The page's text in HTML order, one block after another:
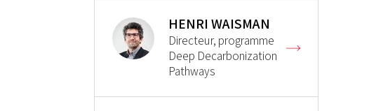
HENRI WAISMAN
Directeur, programme
Deep Decarbonization
Pathways